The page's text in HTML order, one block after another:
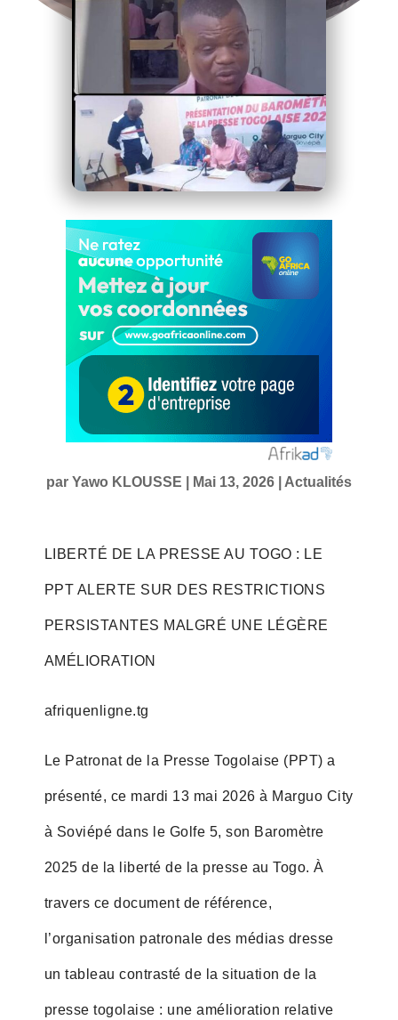
par Yawo KLOUSSE Mai 13, 2026| Actualités
LIBERTÉ DE LA PRESSE AU TOGO : LE
PPT ALERTE SUR DES RESTRICTIONS
PERSISTANTES MALGRÉ UNE LÉGÈRE
AMÉLIORATION
afriquenligne.tg
Le Patronat de la Presse Togolaise (PPT) a
présenté, ce mardi 13 mai 2026 à Marguo City
à Soviépé dans le Golfe 5, son Baromètre
2025 de la liberté de la presse au Togo. À
travers ce document de référence,
l’organisation patronale des médias dresse
un tableau contrasté de la situation de la
presse togolaise : une amélioration relative